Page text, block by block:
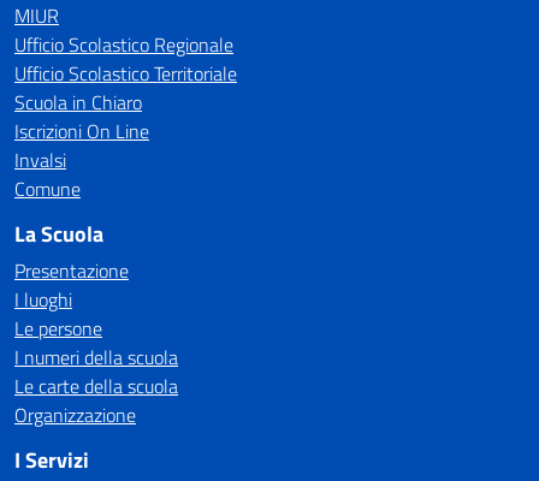
MIUR
Ufficio Scolastico Regionale
Ufficio Scolastico Territoriale
Scuola in Chiaro
Iscrizioni On Line
Invalsi
Comune
La Scuola
Presentazione
I luoghi
Le persone
I numeri della scuola
Le carte della scuola
Organizzazione
I Servizi